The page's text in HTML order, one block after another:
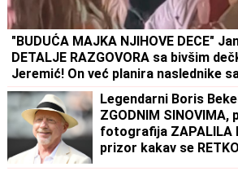
"BUDUĆA MAJKA NJIHOVE DECE"
DETALJE RAZGOVORA sa bivšim
Jeremić! On već planira naslednike
Legendarni Boris
ZGODNIM SINOVIMA,
fotografija ZAPALILA
prizor kakav se